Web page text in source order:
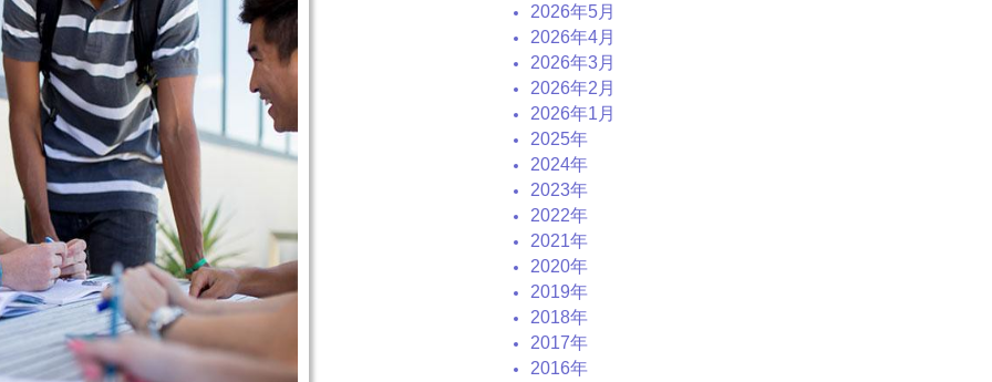
2026年5月
2026年4月
2026年3月
2026年2月
2026年1月
2025年
2024年
2023年
2022年
2021年
2020年
2019年
2018年
2017年
2016年